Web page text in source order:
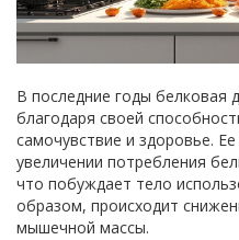
В последние годы белковая
благодаря своей
самочувствие и здоровье.
увеличении потребления
что побуждает тело
образом, происходит
мышечной массы.